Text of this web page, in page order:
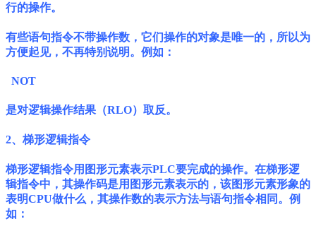
行的操作。
有些语句指令不带操作数，它们操作的对象是唯一的，所以为
方便起见，不再特别说明。例如：
NOT
是对逻辑操作结果（RLO）取反。
2、梯形逻辑指令
梯形逻辑指令用图形元素表示PLC要完成的操作。在梯形逻
辑指令中，其操作码是用图形元素表示的，该图形元素形象的
表明CPU做什么，其操作数的表示方法与语句指令相同。例
如：